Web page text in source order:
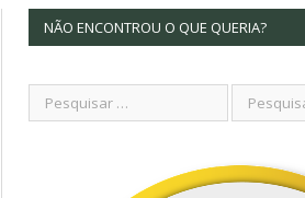
NÃO ENCONTROU O QUE QUERIA?